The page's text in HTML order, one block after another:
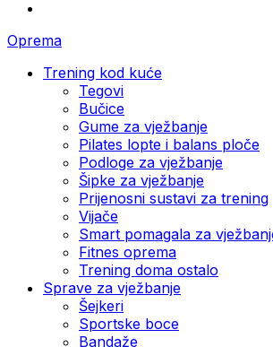
Oprema
Trening kod kuće
Tegovi
Bučice
Gume za vježbanje
Pilates lopte i balans ploče
Podloge za vježbanje
Šipke za vježbanje
Prijenosni sustavi za trening
Vijače
Smart pomagala za
Fitnes oprema
Trening doma ostalo
Sprave za vježbanje
Šejkeri
Sportske boce
Bandaže